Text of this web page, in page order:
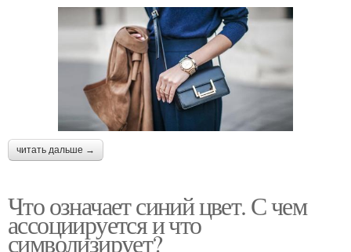
читать дальше →
Что означает синий цвет. С чем
ассоциируется и что
символизирует?